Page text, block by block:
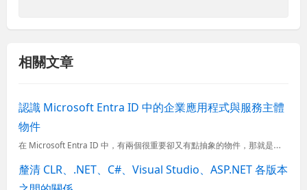
相關文章
認識 Microsoft Entra ID 中的企業應用程式與服務主體
物件
在 Microsoft Entra ID 中，有兩個很重要卻又有點抽象的物件，那就是「企業應用程式」(Enterprise applications) 與「服務主體」(Service Principa
釐清 CLR、.NET、C#、Visual Studio、ASP.NET 各版本